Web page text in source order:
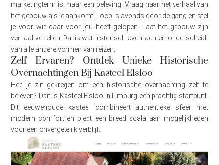
marketingterm is maar een beleving. Vraag naar het verhaal van
het gebouw als je aankomt. Loop ’s avonds door de gang en stel
je voor wie daar voor jou heeft gelopen. Laat het gebouw zijn
verhaal vertellen. Dat is wat historisch overnachten onderscheidt
van alle andere vormen van reizen.
Zelf Ervaren? Ontdek Unieke Historische
Overnachtingen Bij Kasteel Elsloo
Heb je zin gekregen om een historische overnachting zelf te
beleven? Dan is Kasteel Elsloo in Limburg een prachtig startpunt.
Dit eeuwenoude kasteel combineert authentieke sfeer met
modern comfort en biedt een breed scala aan mogelijkheden
voor een onvergetelijk verblijf.